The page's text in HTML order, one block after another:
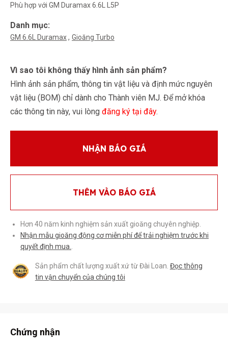
Phù hợp với GM Duramax 6.6L L5P
Danh mục:
GM 6.6L Duramax Gioăng Turbo
Vì sao tôi không thấy hình ảnh sản phẩm?
Hình ảnh sản phẩm, thông tin vật liệu và định mức nguyên
vật liệu (BOM) chỉ dành cho Thành viên MJ. Để mở khóa
các thông tin này, vui lòng đăng ký tại đây.
NHẬN BÁO GIÁ
THÊM VÀO BÁO GIÁ
Hơn 40 năm kinh nghiệm sản xuất gioăng chuyên nghiệp.
Nhận mẫu gioăng động cơ miễn phí để trải nghiệm trước khi
quyết định mua.
Sản phẩm chất lượng xuất xứ từ Đài Loan. Đọc thông
tin vận chuyển của chúng tôi
Chứng nhận